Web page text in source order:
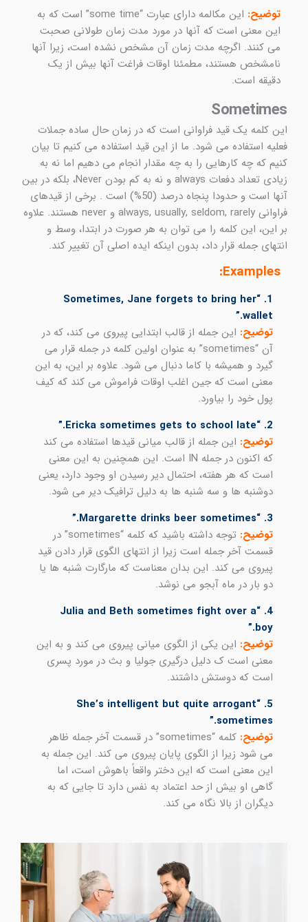
توضیح:
این مکالمه دارای عبارت “some time” است که به
این معنی است که آنها در مورد مدت زمان طولانی صحبت
می کنند. اگرچه مدت زمان آن مشخص نشده است، زیرا آنها
نامشخص هستند، مطمئنا اوقات فراغت آنها بیش از یک
دقیقه است.
Sometimes
این کلمه یک قید فراوانی است که در زمان حال ساده جملات
فعلیه استفاده می شود. ما از این قید استفاده می کنیم تا بیان
کنیم که چه کارهایی را به چه مقدار انجام می دهیم اما نه به
زیادی تعداد دفعات always و نه به کم بودن Never، بلکه در بین
آنها است و حدودا پنجاه درصد (50%) است . برخی از قیدهای
فراوانی always, usually, seldom, rarely و never هستند. علاوه
بر این، این کلمه را می توان به هر صورت در ابتدا، وسط و
انتهای جمله قرار داد، بدون اینکه ایده اصلی آن تغییر کند.
Examples:
1. “Sometimes, Jane forgets to bring her
wallet.”
توضیح: این جمله از قالب ابتدایی پیروی می کند، که در
آن “sometimes” به عنوان اولین کلمه در جمله قرار می
گیرد و همیشه با کاما دنبال می شود. علاوه بر این، به این
معنی است که جین اغلب اوقات فراموش می کند که کیف
پول خود را بیاورد.
2. “Ericka sometimes gets to school late.”
توضیح: این جمله از قالب میانی قیدها استفاده می کند
که اکنون در جمله IN است. این همچنین به این معنی
است که هر هفته، احتمال دیر رسیدن او وجود دارد، یعنی
دوشنبه ها و سه شنبه ها به دلیل ترافیک دیر می شود.
3. “Margarette drinks beer sometimes.”
توضیح:
توجه داشته باشید که کلمه “sometimes” در
قسمت آخر جمله است زیرا از انتهای الگوی قرار دادن قید
پیروی می کند. این بدان معناست که مارگارت شنبه ها یا
دو بار در ماه آبجو می نوشد.
4. “Julia and Beth sometimes fight over a
boy.”
توضیح: این یکی از الگوی میانی پیروی می کند و به این
معنی است ک دلیل درگیری جولیا و بث در مورد پسری
است که دوستش داشتند.
5. “She’s intelligent but quite arrogant
sometimes.”
توضیح:
کلمه “sometimes” در قسمت آخر جمله ظاهر
می شود زیرا از الگوی پایان پیروی می کند. این جمله به
این معنی است که این دختر واقعاً باهوش است، اما
گاهی او بیش از حد اعتماد به نفس دارد تا جایی که به
دیگران از بالا نگاه می کند.